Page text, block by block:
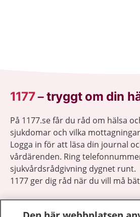
1177–tryggt om din
På 1177.se får du råd om hälsa
sjukdomar och vilka
Logga in för att läsa din journal
vårdärenden. Ring
sjukvårdsrådgivning dygnet runt.
1177 ger dig råd när du vill må